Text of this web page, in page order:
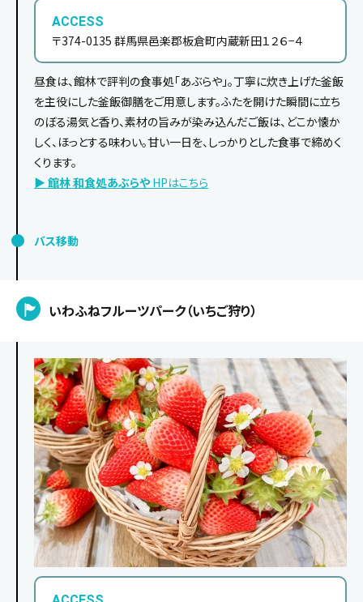
ACCESS
〒374-0135 群馬県邑楽郡板倉町内蔵新田１２６−４
昼食は、館林で評判の食事処「あぶらや」。丁寧に炊き上げた釜飯
を主役にした釜飯御膳をご用意します。ふたを開けた瞬間に立ち
のぼる湯気と香り、素材の旨みが染み込んだご飯は、どこか懐か
しく、ほっとする味わい。甘い一日を、しっかりとした食事で締めく
くります。
▶ 館林 和食処あぶらや HPはこちら
バス移動
いわふねフルーツパーク（いちご狩り）